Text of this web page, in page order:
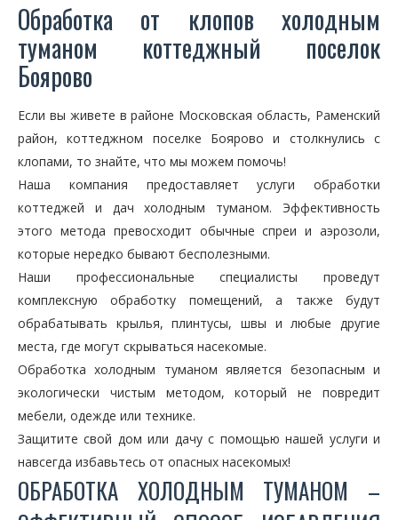
Обработка от клопов холодным
туманом коттеджный поселок
Боярово
Если вы живете в районе Московская область, Раменский
район, коттеджном поселке Боярово и столкнулись с
клопами, то знайте, что мы можем помочь!
Наша компания предоставляет услуги обработки
коттеджей и дач холодным туманом. Эффективность
этого метода превосходит обычные спреи и аэрозоли,
которые нередко бывают бесполезными.
Наши профессиональные специалисты проведут
комплексную обработку помещений, а также будут
обрабатывать крылья, плинтусы, швы и любые другие
места, где могут скрываться насекомые.
Обработка холодным туманом является безопасным и
экологически чистым методом, который не повредит
мебели, одежде или технике.
Защитите свой дом или дачу с помощью нашей услуги и
навсегда избавьтесь от опасных насекомых!
ОБРАБОТКА ХОЛОДНЫМ ТУМАНОМ –